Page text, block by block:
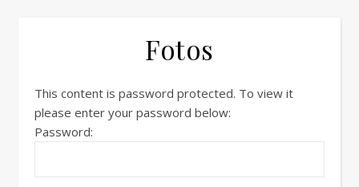
Fotos
This content is password protected. To view it
please enter your password below:
Password: